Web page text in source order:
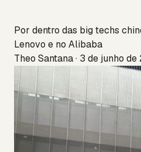
Por dentro das big techs
Lenovo e no Alibaba
Theo Santana · 3 de junho